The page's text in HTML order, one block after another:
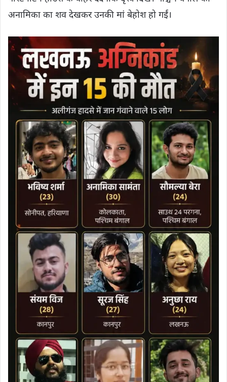
अनामिका का शव देखकर उनकी मां बेहोश हो गईं।